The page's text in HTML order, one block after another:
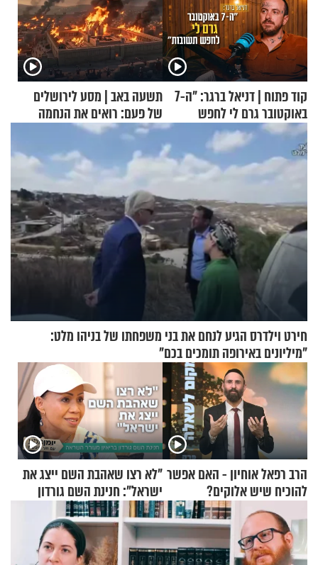
קוד פתוח | דניאל ברגר: "ה-7
באוקטובר גרם לי לחפש
תשובות"
תשעה באב | מסע לירושלים
של פעם: רואים את הנחמה
חירט וילדרס הגיע לנחם את בני משפחתו של בניהו מלט:
"מיליונים באירופה תומכים בכם"
הרב רפאל אוחיון - האם אפשר
להוכיח שיש אלוקים?
"לא רצו שאהבת השם ייצג את
ישראל": חנינת השם גורדון
בריאיון מעורר השראה